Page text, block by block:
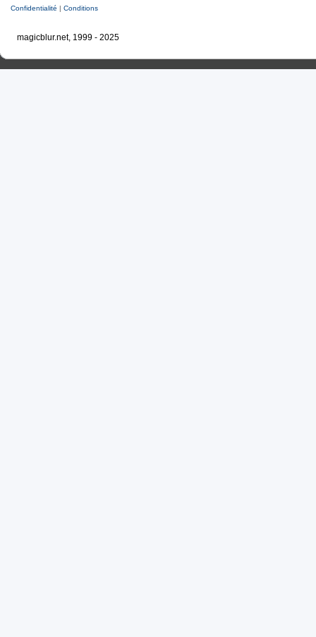
Confidentialité | Conditions
magicblur.net, 1999 - 2025